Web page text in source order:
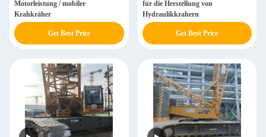
Motorleistung / mobiler
Krahkräher
Get Best Price
für die Herstellung von
Hydraulikkrahern
Get Best Price